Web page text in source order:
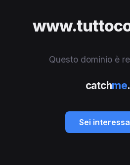
Questo dominio è
catchme
Sei